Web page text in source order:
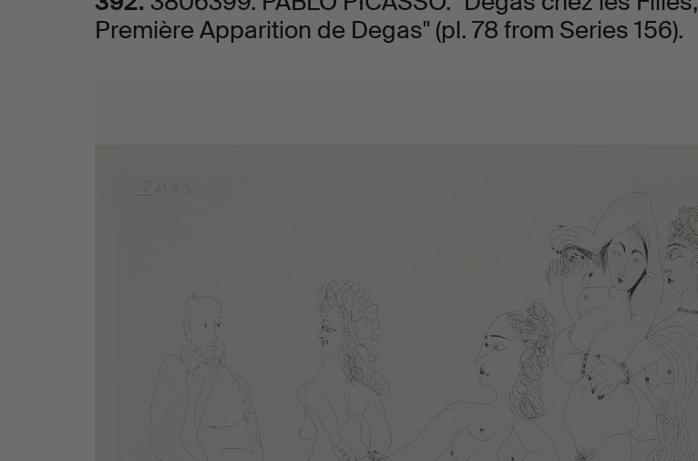
Degas"
Première Apparition de Degas" (pl. 78 from Series 156).